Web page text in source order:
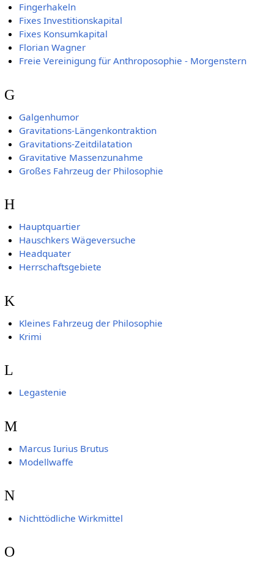
Fingerhakeln
Fixes Investitionskapital
Fixes Konsumkapital
Florian Wagner
Freie Vereinigung für Anthroposophie - Morgenstern
G
Galgenhumor
Gravitations-Längenkontraktion
Gravitations-Zeitdilatation
Gravitative Massenzunahme
Großes Fahrzeug der Philosophie
H
Hauptquartier
Hauschkers Wägeversuche
Headquater
Herrschaftsgebiete
K
Kleines Fahrzeug der Philosophie
Krimi
L
Legastenie
M
Marcus Iurius Brutus
Modellwaffe
N
Nichttödliche Wirkmittel
O